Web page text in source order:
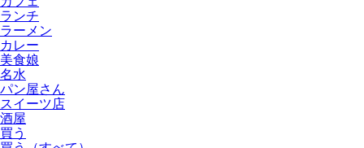
ランチ
ラーメン
カレー
美食娘
名水
パン屋さん
スイーツ店
酒屋
買う